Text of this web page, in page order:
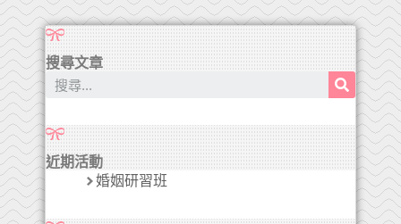
搜尋文章
近期活動
婚姻研習班